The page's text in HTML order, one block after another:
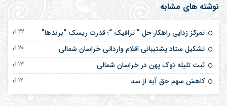
نوشته های مشابه
تمرکز زدایی راهکار حل ” ترافیک “؛ قدرت ریسک “برندها” ۲۲ اردیبهشت ۱۴۰۵
تشکیل ستاد پشتیبانی اقلام وارداتی خراسان شمالی ۲۰ اردیبهشت ۱۴۰۵
ثبت تلیله نوک پهن در خراسان شمالی ۱۳ اردیبهشت ۱۴۰۵
کاهش سهم حق آبه از سد ۱۲ اردیبهشت ۱۴۰۵